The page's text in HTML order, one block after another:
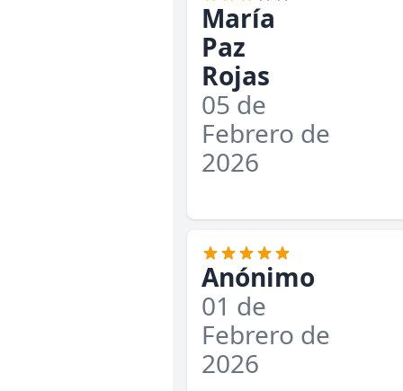
María
Paz
Rojas
05 de
Febrero de
2026
Anónimo
01 de
Febrero de
2026